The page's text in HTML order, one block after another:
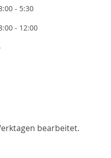
- 5:30
- 12:00
bearbeitet.